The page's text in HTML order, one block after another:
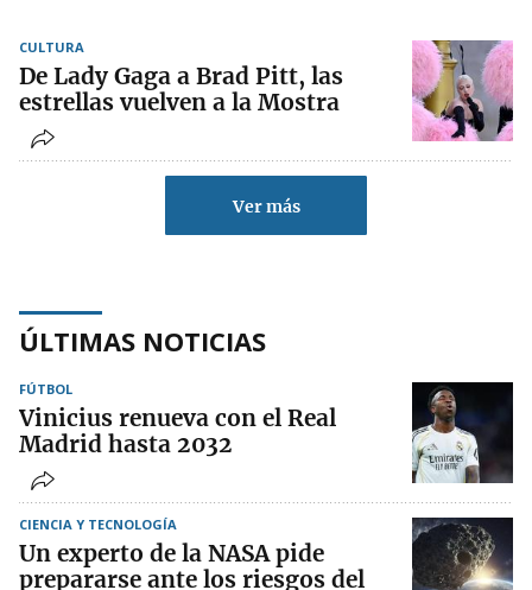
CULTURA
De Lady Gaga a Brad Pitt, las
estrellas vuelven a la Mostra
Ver más
ÚLTIMAS NOTICIAS
FÚTBOL
Vinicius renueva con el Real
Madrid hasta 2032
CIENCIA Y TECNOLOGÍA
Un experto de la NASA pide
prepararse ante los riesgos del